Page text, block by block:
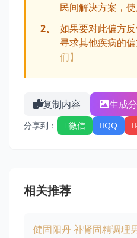
民间解决方案，使
2、
如果要对此偏方
寻求其他疾病的
们】
复制内容 生成
分享到： 微信 QQ
相关推荐
健固阳丹 补肾固精调理